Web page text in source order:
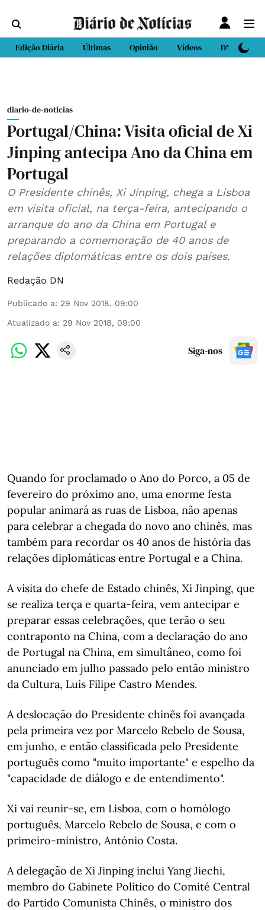
Edição Diária Últimas Opinião Vídeos DN Sport
diario-de-noticias
Portugal/China: Visita oficial de Xi
Jinping antecipa Ano da China em
Portugal
O Presidente chinês, Xi Jinping, chega a Lisboa
em visita oficial, na terça-feira, antecipando o
arranque do ano da China em Portugal e
preparando a comemoração de 40 anos de
relações diplomáticas entre os dois países.
Redação DN
Publicado a: 29 Nov 2018, 09:00
Atualizado a: 29 Nov 2018, 09:00
Siga-nos
Quando for proclamado o Ano do Porco, a 05 de
fevereiro do próximo ano, uma enorme festa
popular animará as ruas de Lisboa, não apenas
para celebrar a chegada do novo ano chinês, mas
também para recordar os 40 anos de história das
relações diplomáticas entre Portugal e a China.
A visita do chefe de Estado chinês, Xi Jinping, que
se realiza terça e quarta-feira, vem antecipar e
preparar essas celebrações, que terão o seu
contraponto na China, com a declaração do ano
de Portugal na China, em simultâneo, como foi
anunciado em julho passado pelo então ministro
da Cultura, Luís Filipe Castro Mendes.
A deslocação do Presidente chinês foi avançada
pela primeira vez por Marcelo Rebelo de Sousa,
em junho, e então classificada pelo Presidente
português como "muito importante" e espelho da
"capacidade de diálogo e de entendimento".
Xi vai reunir-se, em Lisboa, com o homólogo
português, Marcelo Rebelo de Sousa, e com o
primeiro-ministro, António Costa.
A delegação de Xi Jinping inclui Yang Jiechi,
membro do Gabinete Político do Comité Central
do Partido Comunista Chinês, o ministro dos